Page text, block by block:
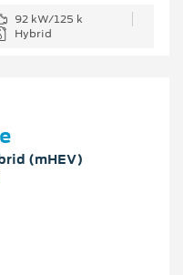
92 kW/125 k
Hybrid
(mHEV)